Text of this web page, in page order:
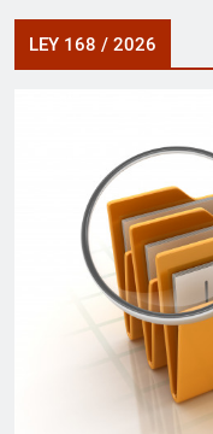
LEY 168 / 2026